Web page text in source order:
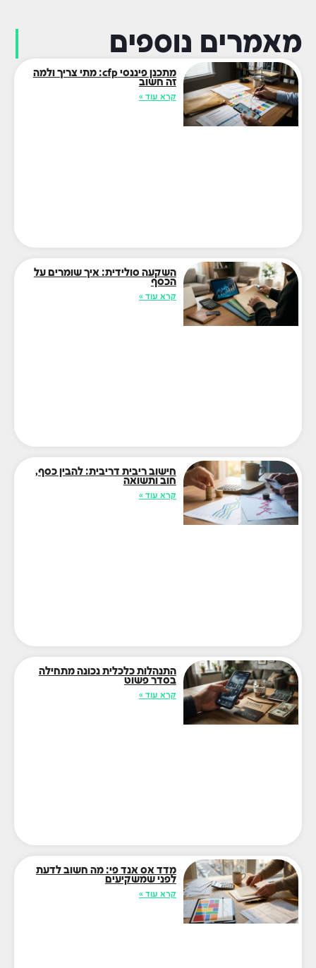
מאמרים נוספים
מתכנן פיננסי cfp: מתי צריך ולמה
זה חשוב
קרא עוד »
השקעה סולידית: איך שומרים על
הכסף
קרא עוד »
חישוב ריבית דריבית: להבין כסף,
חוב ותשואה
קרא עוד »
התנהלות כלכלית נכונה מתחילה
בסדר פשוט
קרא עוד »
מדד אס אנד פי: מה חשוב לדעת
לפני שמשקיעים
קרא עוד »